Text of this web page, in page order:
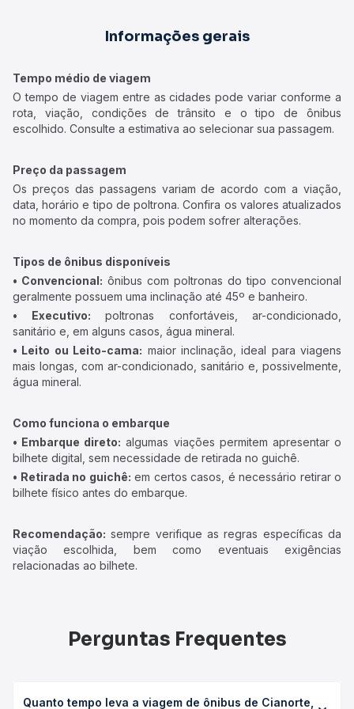
Informações gerais
Tempo médio de viagem
O tempo de viagem entre as cidades pode variar conforme a
rota, viação, condições de trânsito e o tipo de ônibus
escolhido. Consulte a estimativa ao selecionar sua passagem.
Preço da passagem
Os preços das passagens variam de acordo com a viação,
data, horário e tipo de poltrona. Confira os valores atualizados
no momento da compra, pois podem sofrer alterações.
Tipos de ônibus disponíveis
• Convencional: ônibus com poltronas do tipo convencional
geralmente possuem uma inclinação até 45º e banheiro.
• Executivo: poltronas confortáveis, ar-condicionado,
sanitário e, em alguns casos, água mineral.
• Leito ou Leito-cama: maior inclinação, ideal para viagens
mais longas, com ar-condicionado, sanitário e, possivelmente,
água mineral.
Como funciona o embarque
• Embarque direto: algumas viações permitem apresentar o
bilhete digital, sem necessidade de retirada no guichê.
• Retirada no guichê: em certos casos, é necessário retirar o
bilhete físico antes do embarque.
Recomendação: sempre verifique as regras específicas da
viação escolhida, bem como eventuais exigências
relacionadas ao bilhete.
Perguntas Frequentes
Quanto tempo leva a viagem de ônibus de Cianorte,